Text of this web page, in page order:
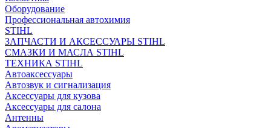
Оборудование
Профессиональная автохимия
STIHL
ЗАПЧАСТИ И АКСЕССУАРЫ STIHL
СМАЗКИ И МАСЛА STIHL
ТЕХНИКА STIHL
Автоаксессуары
Автозвук и сигнализация
Аксессуары для кузова
Аксессуары для салона
Антенны